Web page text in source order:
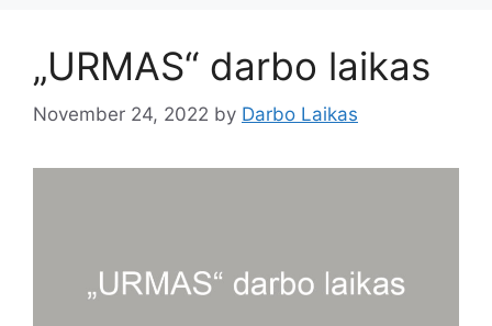
„URMAS“ darbo laikas
November 24, 2022 by Darbo Laikas